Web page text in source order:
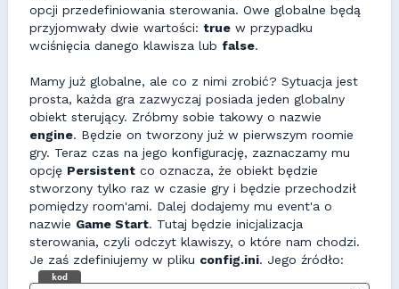
opcji przedefiniowania sterowania. Owe globalne będą
przyjomwały dwie wartości: true w przypadku
wciśnięcia danego klawisza lub false.
Mamy już globalne, ale co z nimi zrobić? Sytuacja jest
prosta, każda gra zazwyczaj posiada jeden globalny
obiekt sterujący. Zróbmy sobie takowy o nazwie
engine. Będzie on tworzony już w pierwszym roomie
gry. Teraz czas na jego konfigurację, zaznaczamy mu
opcję Persistent co oznacza, że obiekt będzie
stworzony tylko raz w czasie gry i będzie przechodził
pomiędzy room'ami. Dalej dodajemy mu event'a o
nazwie Game Start. Tutaj będzie inicjalizacja
sterowania, czyli odczyt klawiszy, o które nam chodzi.
Je zaś zdefiniujemy w pliku config.ini. Jego źródło:
kod